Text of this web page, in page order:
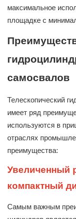
максимальное
площадке с
самосвалов
Телескопический
имеет ряд
используются в
отраслях
преимущества:
Увеличенный
компактный
Самым важным